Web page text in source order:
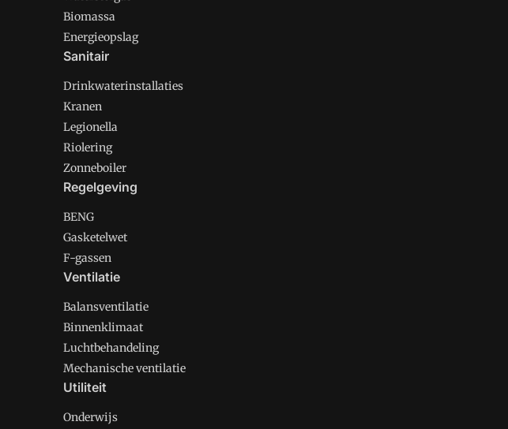
Biomassa
Energieopslag
Sanitair
Drinkwaterinstallaties
Kranen
Legionella
Riolering
Zonneboiler
Regelgeving
BENG
Gasketelwet
F-gassen
Ventilatie
Balansventilatie
Binnenklimaat
Luchtbehandeling
Mechanische ventilatie
Utiliteit
Onderwijs